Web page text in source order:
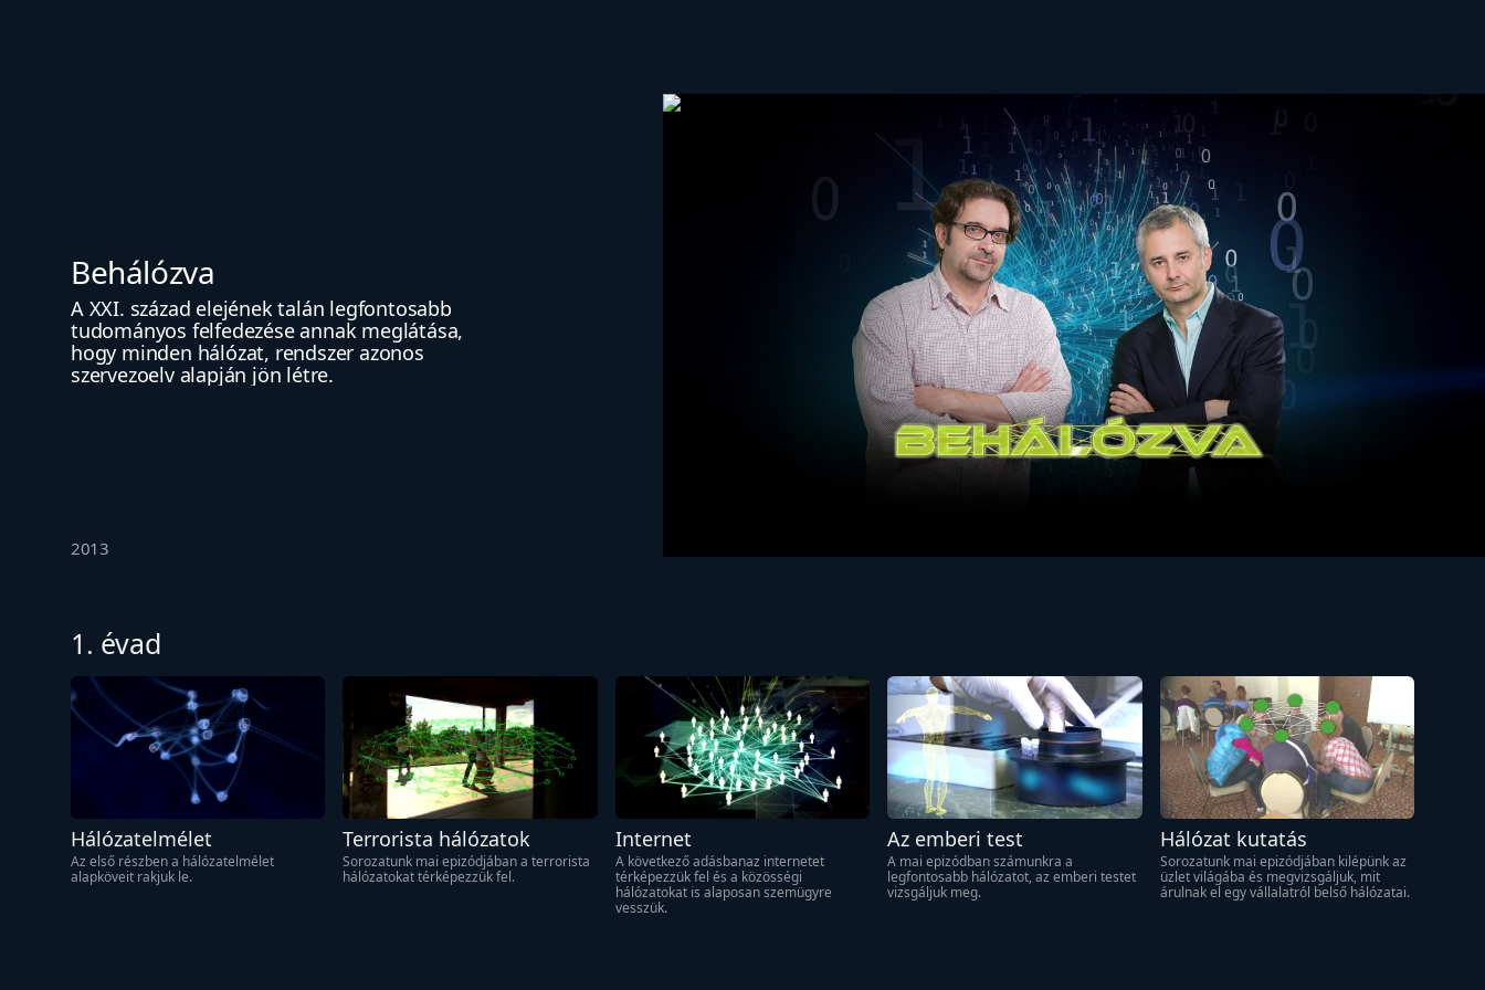
Behálózva
A XXI. század elejének talán legfontosabb
tudományos felfedezése annak meglátása,
hogy minden hálózat, rendszer azonos
szervezoelv alapján jön létre.
2013
1. évad
Hálózatelmélet
Az első részben a hálózatelmélet
alapköveit rakjuk le.
Terrorista hálózatok
Sorozatunk mai epizódjában a terrorista
hálózatokat térképezzük fel.
Internet
A következő adásbanaz internetet
térképezzük fel és a közösségi
hálózatokat is alaposan szemügyre
vesszük.
Az emberi test
A mai epizódban számunkra a
legfontosabb hálózatot, az emberi testet
vizsgáljuk meg.
Hálózat kutatás
Sorozatunk mai epizódjában kilépünk az
üzlet világába és megvizsgáljuk, mit
árulnak el egy vállalatról belső hálózatai.